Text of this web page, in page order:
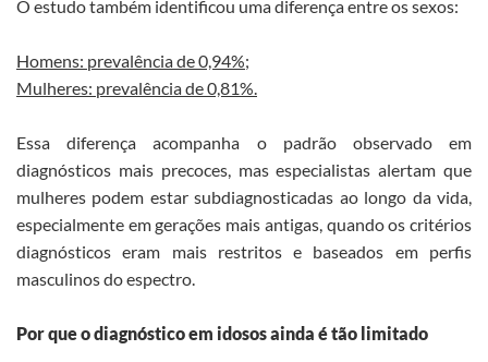
O estudo também identificou uma diferença entre os sexos:
Homens: prevalência de 0,94%;
Mulheres: prevalência de 0,81%.
Essa diferença acompanha o padrão observado em
diagnósticos mais precoces, mas especialistas alertam que
mulheres podem estar subdiagnosticadas ao longo da vida,
especialmente em gerações mais antigas, quando os critérios
diagnósticos eram mais restritos e baseados em perfis
masculinos do espectro.
Por que o diagnóstico em idosos ainda é tão limitado